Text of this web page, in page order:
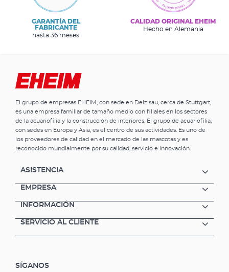
GARANTÍA DEL
FABRICANTE
hasta 36 meses
CALIDAD ORIGINAL EHEIM
Hecho en Alemania
El grupo de empresas EHEIM, con sede en Deizisau, cerca de Stuttgart,
es una empresa familiar de tamaño medio con filiales en los sectores
de la acuariofilia y la construcción de interiores. El grupo de acuariofilia,
con sedes en Europa y Asia, es el centro de sus actividades. Es uno de
los proveedores de calidad en el mercado de las mascotas y es
reconocido mundialmente por su calidad, servicio e innovación.
ASISTENCIA
EMPRESA
INFORMACIÓN
SERVICIO AL CLIENTE
SÍGANOS